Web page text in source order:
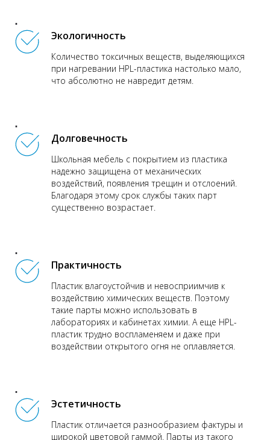
Экологичность
Количество токсичных веществ, выделяющихся
при нагревании HPL-пластика настолько мало,
что абсолютно не навредит детям.
Долговечность
Школьная мебель с покрытием из пластика
надежно защищена от механических
воздействий, появления трещин и отслоений.
Благодаря этому срок службы таких парт
существенно возрастает.
Практичность
Пластик влагоустойчив и невосприимчив к
воздействию химических веществ. Поэтому
такие парты можно использовать в
лабораториях и кабинетах химии. А еще HPL-
пластик трудно воспламеняем и даже при
воздействии открытого огня не оплавляется.
Эстетичность
Пластик отличается разнообразием фактуры и
широкой цветовой гаммой. Парты из такого